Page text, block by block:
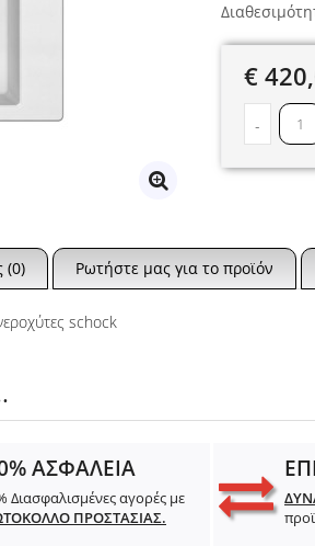
€
-
(0) Ρωτήστε μας για το προϊόν
schock
ΑΣΦΑΛΕΙΑ
Διασφαλισμένες αγορές με
ΠΡΟΣΤΑΣΙΑΣ.